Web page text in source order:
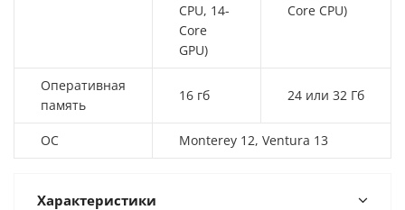
CPU, 14-
Core
GPU)
Core CPU)
Оперативная
память
16 гб 24 или 32 Гб
ОС Monterey 12, Ventura 13
Характеристики